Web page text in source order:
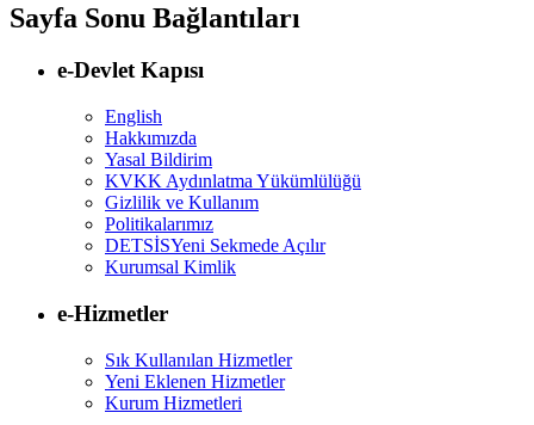
Sayfa Sonu Bağlantıları
e-Devlet Kapısı
English
Hakkımızda
Yasal Bildirim
KVKK Aydınlatma Yükümlülüğü
Gizlilik ve Kullanım
Politikalarımız
DETSİSYeni Sekmede Açılır
Kurumsal Kimlik
e-Hizmetler
Sık Kullanılan Hizmetler
Yeni Eklenen Hizmetler
Kurum Hizmetleri